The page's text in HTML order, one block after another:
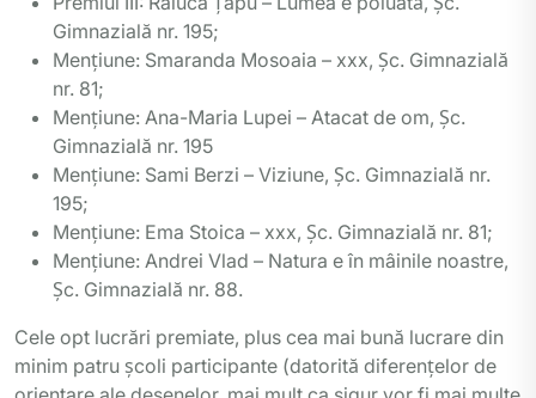
Gimnazială nr. 195;
Mențiune: Smaranda Mosoaia – xxx, Șc. Gimnazială
nr. 81;
Mențiune: Ana-Maria Lupei – Atacat de om, Șc.
Gimnazială nr. 195
Mențiune: Sami Berzi – Viziune, Șc. Gimnazială nr.
195;
Mențiune: Ema Stoica – xxx, Șc. Gimnazială nr. 81;
Mențiune: Andrei Vlad – Natura e în mâinile noastre,
Șc. Gimnazială nr. 88.
Cele opt lucrări premiate, plus cea mai bună lucrare din
minim patru școli participante (datorită diferențelor de